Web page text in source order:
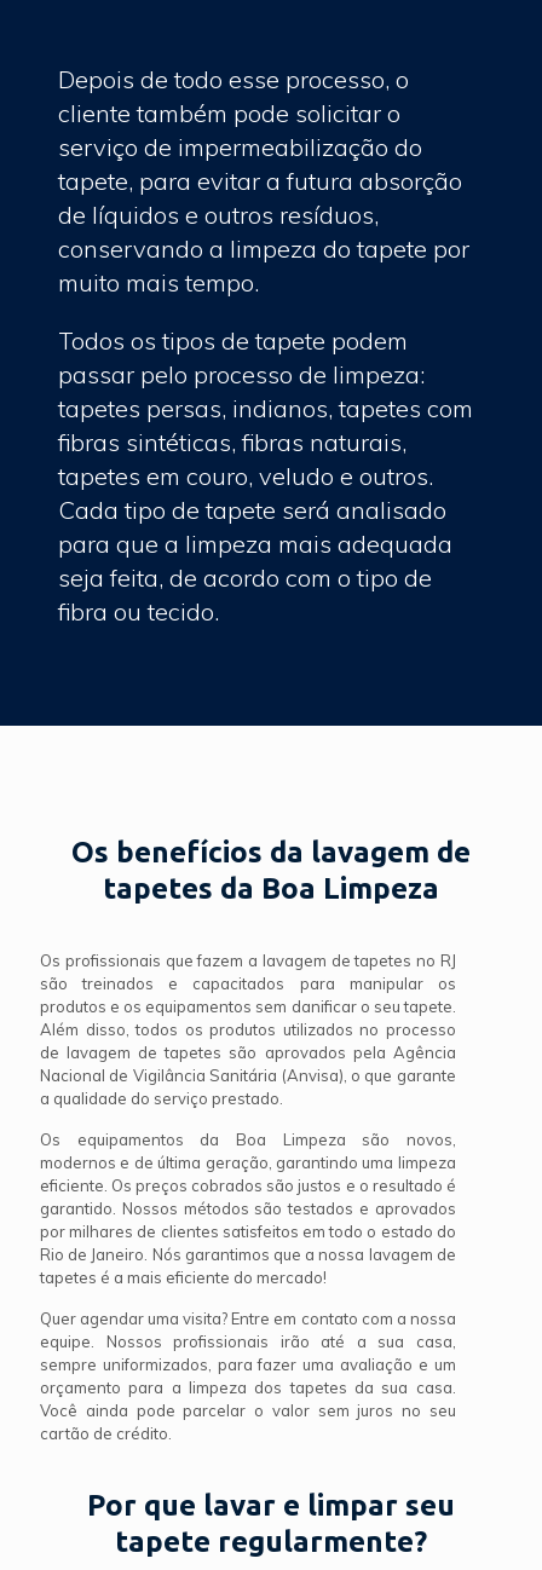
Depois de todo esse processo, o
cliente também pode solicitar o
serviço de impermeabilização do
tapete, para evitar a futura absorção
de líquidos e outros resíduos,
conservando a limpeza do tapete por
muito mais tempo.
Todos os tipos de tapete podem
passar pelo processo de limpeza:
tapetes persas, indianos, tapetes com
fibras sintéticas, fibras naturais,
tapetes em couro, veludo e outros.
Cada tipo de tapete será analisado
para que a limpeza mais adequada
seja feita, de acordo com o tipo de
fibra ou tecido.
Os benefícios da lavagem de
tapetes da Boa Limpeza
Os profissionais que fazem a lavagem de tapetes no RJ
são treinados e capacitados para manipular os
produtos e os equipamentos sem danificar o seu tapete.
Além disso, todos os produtos utilizados no processo
de lavagem de tapetes são aprovados pela Agência
Nacional de Vigilância Sanitária (Anvisa), o que garante
a qualidade do serviço prestado.
Os equipamentos da Boa Limpeza são novos,
modernos e de última geração, garantindo uma limpeza
eficiente. Os preços cobrados são justos e o resultado é
garantido. Nossos métodos são testados e aprovados
por milhares de clientes satisfeitos em todo o estado do
Rio de Janeiro. Nós garantimos que a nossa lavagem de
tapetes é a mais eficiente do mercado!
Quer agendar uma visita? Entre em contato com a nossa
equipe. Nossos profissionais irão até a sua casa,
sempre uniformizados, para fazer uma avaliação e um
orçamento para a limpeza dos tapetes da sua casa.
Você ainda pode parcelar o valor sem juros no seu
cartão de crédito.
Por que lavar e limpar seu
tapete regularmente?